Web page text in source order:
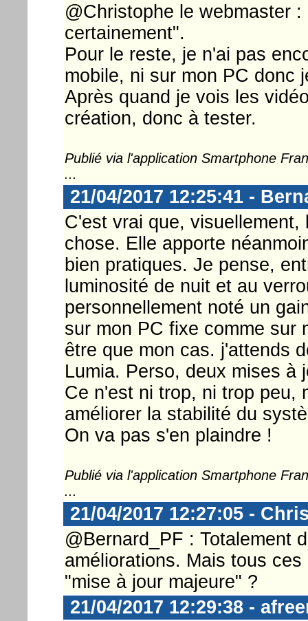
@Christophe le webmaster
certainement".
Pour le reste, je n'ai pas
mobile, ni sur mon PC donc
Après quand je vois les
création, donc à tester.
Publié via l'application Smartphone
...
21/04/2017 12:25:41 -
C'est vrai que,
chose. Elle apporte
bien pratiques. Je pense,
luminosité de nuit et au
personnellement noté un
sur mon PC fixe comme sur
être que mon cas. j'attends
Lumia. Perso, deux mises à
Ce n'est ni trop, ni trop peu,
améliorer la stabilité du
On va pas s'en plaindre !
Publié via l'application Smartphone
...
21/04/2017 12:27:05 -
@Bernard_PF : Totalement
améliorations. Mais tous
"mise à jour majeure" ?
21/04/2017 12:29:38 -